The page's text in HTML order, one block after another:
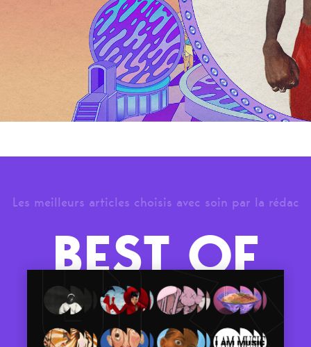
Les meilleurs articles choisis avec soin par la rédac
BEST OF